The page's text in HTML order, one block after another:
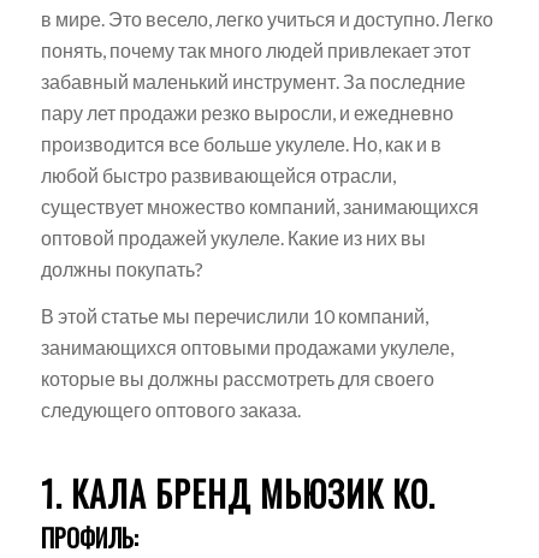
в мире. Это весело, легко учиться и доступно. Легко
понять, почему так много людей привлекает этот
забавный маленький инструмент. За последние
пару лет продажи резко выросли, и ежедневно
производится все больше укулеле. Но, как и в
любой быстро развивающейся отрасли,
существует множество компаний, занимающихся
оптовой продажей укулеле. Какие из них вы
должны покупать?
В этой статье мы перечислили 10 компаний,
занимающихся оптовыми продажами укулеле,
которые вы должны рассмотреть для своего
следующего оптового заказа.
1. КАЛА БРЕНД МЬЮЗИК КО.
ПРОФИЛЬ: